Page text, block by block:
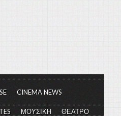
CINEMA NEWS
ΜΟΥΣΙΚΗ ΘΕΑΤΡΟ